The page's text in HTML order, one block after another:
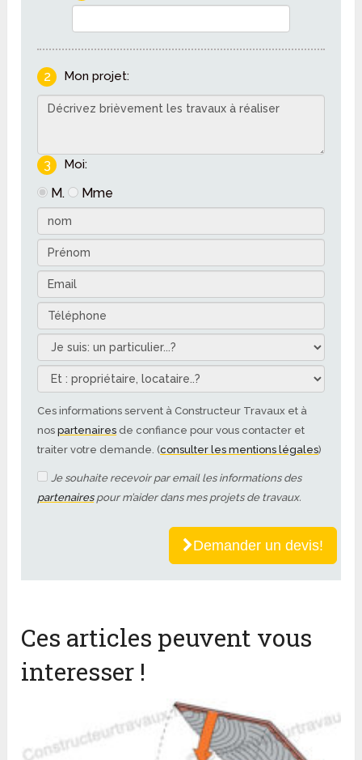
2 Mon projet:
3 Moi:
M. Mme
Ces informations servent à Constructeur Travaux et à
nospartenaires de confiance pour vous contacter et
traiter votre demande. (consulter les mentions légales)
Je souhaite recevoir par email les informations des
partenairespour m’aider dans mes projets de travaux.
Demander un devis!
Ces articles peuvent vous
interesser !